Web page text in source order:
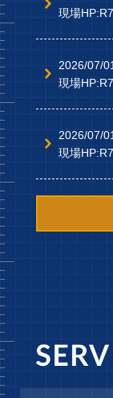
現場
2026/07/
現場
2026/07/
現場